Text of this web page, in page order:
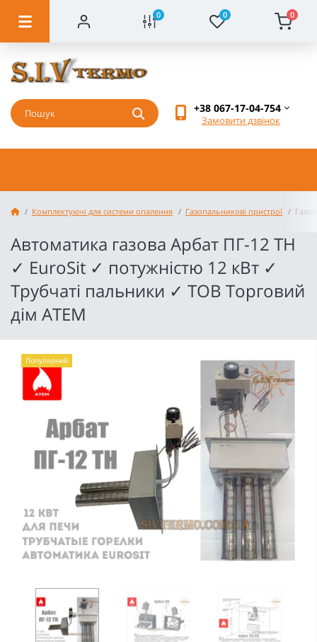
0 0 0
+38 067-17-04-754
Замовити дзвінок
Комплектуючі для системи опалення Газопальникові пристрої
Aвтоматика газова Арбат ПГ-12 ТН
✓ EuroSit ✓ потужністю 12 кВт ✓
Трубчаті пальники ✓ ТОВ Торговий
дім АТЕМ
Популярний